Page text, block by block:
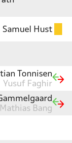
Samuel Hust
Tonnisen
Yusuf Faghir
Mathias Bang